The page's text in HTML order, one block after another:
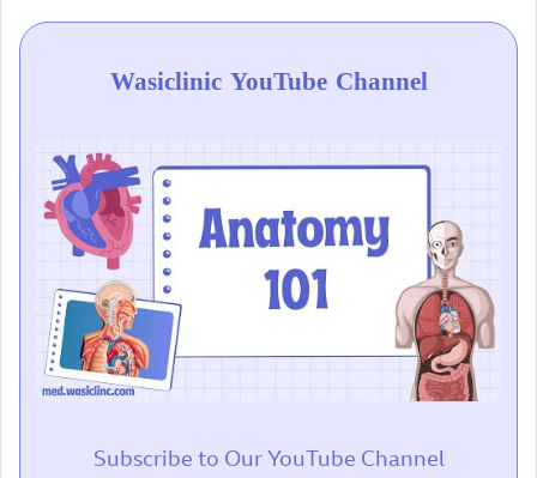
Wasiclinic YouTube Channel
Subscribe to Our YouTube Channel